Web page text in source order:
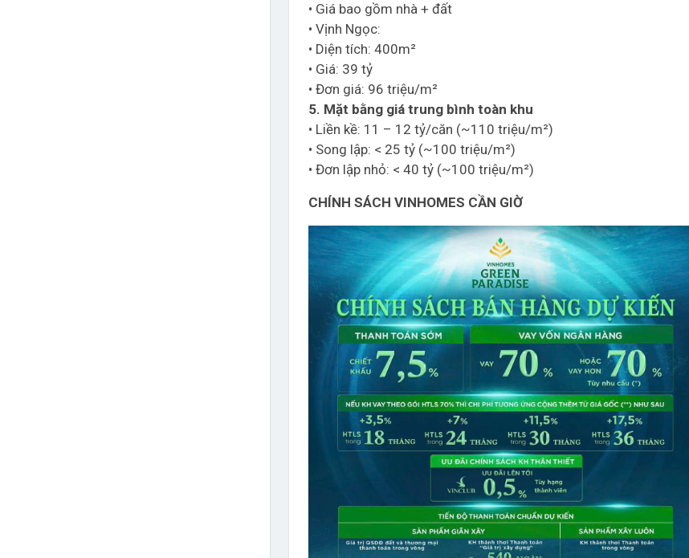
• Giá bao gồm nhà + đất
• Vịnh Ngọc:
• Diện tích: 400m²
• Giá: 39 tỷ
• Đơn giá: 96 triệu/m²
5. Mặt bằng giá trung bình toàn khu
• Liền kề: 11 – 12 tỷ/căn (~110 triệu/m²)
• Song lập: < 25 tỷ (~100 triệu/m²)
• Đơn lập nhỏ: < 40 tỷ (~100 triệu/m²)
CHÍNH SÁCH VINHOMES CẦN GIỜ